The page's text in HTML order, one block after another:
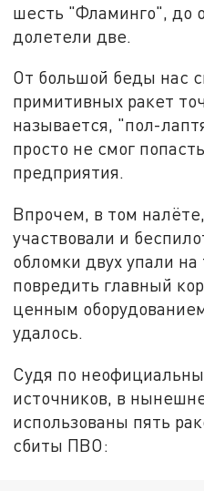
шесть "Фламинго", до
долетели две.
От большой беды нас
примитивных ракет
называется, "пол-
просто не смог
предприятия.
Впрочем, в том
участвовали и
обломки двух упали
повредить главный
ценным
удалось.
Судя по
источников, в
использованы пять
сбиты ПВО: